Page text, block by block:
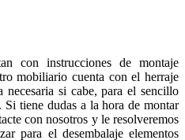
con instrucciones de montaje
mobiliario cuenta con el herraje
necesaria si cabe, para el sencillo
tiene dudas a la hora de montar
con nosotros y le resolveremos
para el desembalaje elementos